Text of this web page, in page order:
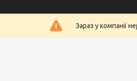
Зараз у компанії